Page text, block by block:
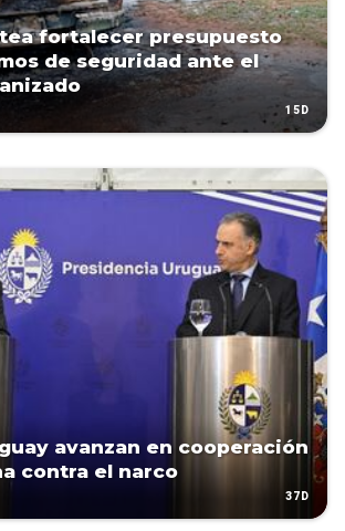
fortalecer presupuesto
de seguridad ante el
15D
avanzan en cooperación
contra el narco
37D